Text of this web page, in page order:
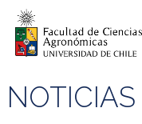
NOTICIAS